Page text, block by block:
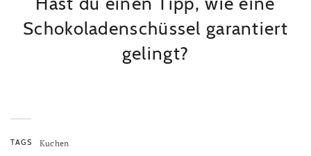
Schokoladenschüssel garantiert
gelingt?
TAGS Kuchen